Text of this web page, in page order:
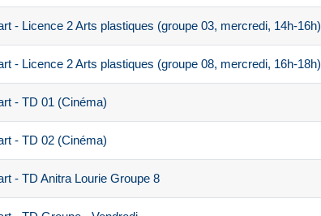
- Licence 2 Arts plastiques (groupe 03, mercredi, 14h-16h)
- Licence 2 Arts plastiques (groupe 08, mercredi, 16h-18h)
- TD 01 (Cinéma)
- TD 02 (Cinéma)
- TD Anitra Lourie Groupe 8